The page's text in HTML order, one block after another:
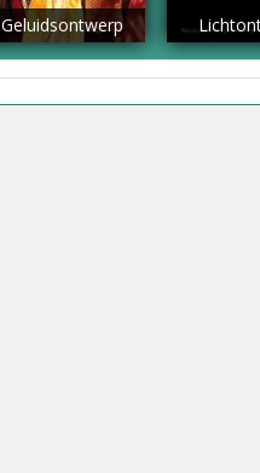
Geluidsontwerp